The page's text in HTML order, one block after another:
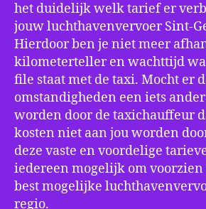
het duidelijk welk tarief er
jouw luchthavenvervoer Sint-
Hierdoor ben je niet meer
kilometerteller en wachttijd
file staat met de taxi. Mocht er
omstandigheden een iets
worden door de taxichauffeur
kosten niet aan jou worden
deze vaste en voordelige
iedereen mogelijk om
best mogelijke
regio.